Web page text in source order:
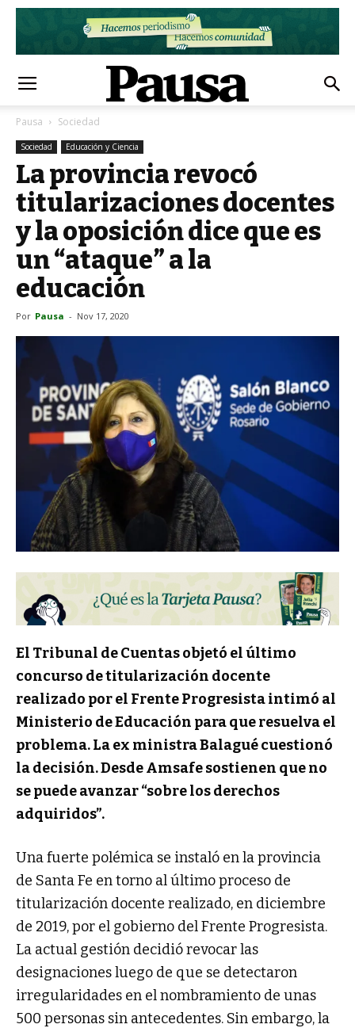
Pausa Sociedad
Sociedad Educación y Ciencia
La provincia revocó
titularizaciones docentes
y la oposición dice que es
un “ataque” a la
educación
Por Pausa - Nov 17, 2020
El Tribunal de Cuentas objetó el último
concurso de titularización docente
realizado por el Frente Progresista intimó al
Ministerio de Educación para que resuelva el
problema. La ex ministra Balagué cuestionó
la decisión. Desde Amsafe sostienen que no
se puede avanzar “sobre los derechos
adquiridos”.
Una fuerte polémica se instaló en la provincia
de Santa Fe en torno al último proceso de
titularización docente realizado, en diciembre
de 2019, por el gobierno del Frente Progresista.
La actual gestión decidió revocar las
designaciones luego de que se detectaron
irregularidades en el nombramiento de unas
500 personas sin antecedentes. Sin embargo, la